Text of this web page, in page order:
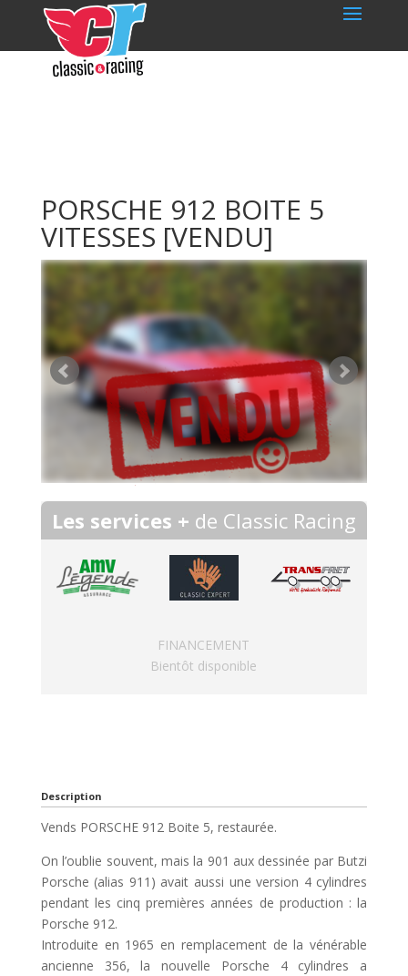
PORSCHE 912 BOITE 5
VITESSES [VENDU]
Les services + de Classic Racing
FINANCEMENT
Bientôt disponible
Description
Vends PORSCHE 912 Boite 5, restaurée.
On l’oublie souvent, mais la 901 aux dessinée par Butzi
Porsche (alias 911) avait aussi une version 4 cylindres
pendant les cinq premières années de production : la
Porsche 912.
Introduite en 1965 en remplacement de la vénérable
ancienne 356, la nouvelle Porsche 4 cylindres a